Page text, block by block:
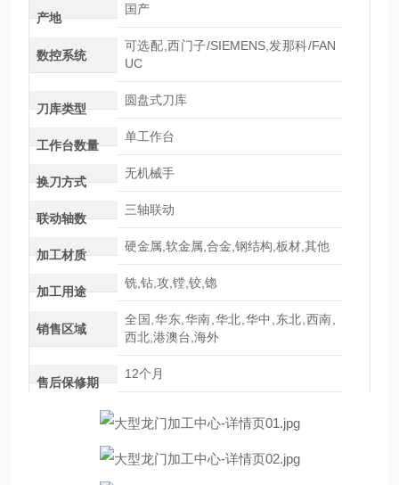
产地
国产
数控系统
可选配,西门子/SIEMENS,发那科/FAN
UC
刀库类型
圆盘式刀库
工作台数量
单工作台
换刀方式
无机械手
联动轴数
三轴联动
加工材质
硬金属,软金属,合金,钢结构,板材,其他
加工用途
铣,钻,攻,镗,铰,锪
销售区域
全国,华东,华南,华北,华中,东北,西南,
西北,港澳台,海外
售后保修期
12个月